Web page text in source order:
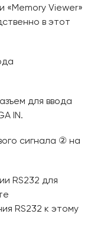
«Memory Viewer»
в этот
для ввода
IN.
сигнала ② на
RS232 для
RS232 к этому